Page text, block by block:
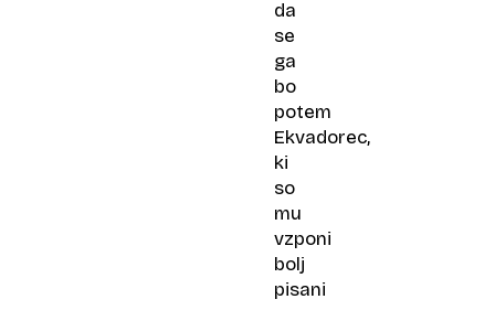
da
se
ga
bo
potem
Ekvadorec,
ki
so
mu
vzponi
bolj
pisani